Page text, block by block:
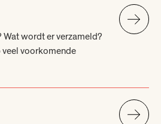
Wat wordt er verzameld?
voorkomende